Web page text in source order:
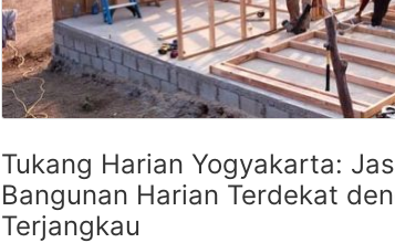
Tukang Harian Yogyakarta:
Bangunan Harian Terdekat
Terjangkau